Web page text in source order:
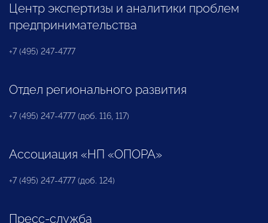
Центр экспертизы и аналитики проблем
предпринимательства
+7 (495) 247-4777
Отдел регионального развития
+7 (495) 247-4777 (доб. 116, 117)
Ассоциация «НП «ОПОРА»
+7 (495) 247-4777 (доб. 124)
Пресс-служба